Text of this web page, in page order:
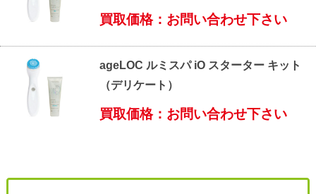
買取価格：お問い合わせ下さい
ageLOC ルミスパ iO スターター キット
（デリケート）
買取価格：お問い合わせ下さい